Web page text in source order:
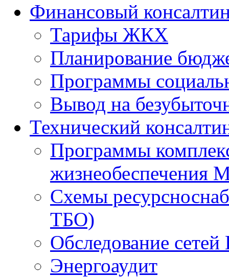
Финансовый
Тарифы ЖКХ
Планирование
Программы
Вывод на
Технический
Программы
жизнеобеспечения
Схемы
ТБО)
Обследование
Энергоаудит